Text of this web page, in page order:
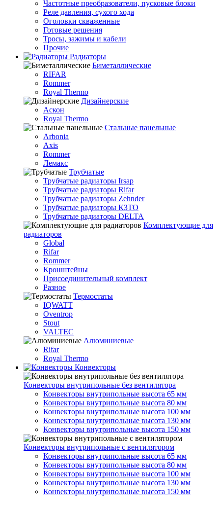
Частотные преобразователи, пусковые блоки
Реле давления, сухого хода
Оголовки скваженные
Готовые решения
Тросы, зажимы и кабели
Прочие
Радиаторы
Биметаллические
RIFAR
Rommer
Royal Thermo
Дизайнерские
Аскон
Royal Thermo
Стальные панельные
Arbonia
Axis
Rommer
Лемакс
Трубчатые
Трубчатые радиаторы Irsap
Трубчатые радиаторы Rifar
Трубчатые радиаторы Zehnder
Трубчатые радиаторы КЗТО
Трубчатые радиаторы DELTA
Комплектующие для
радиаторов
Global
Rifar
Rommer
Кронштейны
Присоединительный комплект
Разное
Термостаты
IQWATT
Oventrop
Stout
VALTEC
Алюминиевые
Rifar
Royal Thermo
Конвекторы
Конвекторы внутрипольные без вентилятора
Конвекторы внутрипольные высота 65 мм
Конвекторы внутрипольные высота 80 мм
Конвекторы внутрипольные высота 100 мм
Конвекторы внутрипольные высота 130 мм
Конвекторы внутрипольные высота 150 мм
Конвекторы внутрипольные с вентилятором
Конвекторы внутрипольные высота 65 мм
Конвекторы внутрипольные высота 80 мм
Конвекторы внутрипольные высота 100 мм
Конвекторы внутрипольные высота 130 мм
Конвекторы внутрипольные высота 150 мм